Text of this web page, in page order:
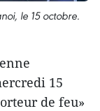
le 15 octobre.
15
de feu»